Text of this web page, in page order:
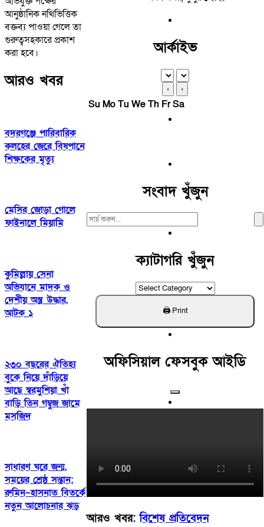
আনুষ্ঠানিক নথিভিত্তিক
বক্তব্য পাওয়া গেলে তা
গুরুত্বসহকারে প্রকাশ
করা হবে।
আরও খবর
বদরগঞ্জে পারিবারিক
কলহের জেরে বিষপানে
শিক্ষকের মৃত্যু
মেসির জোড়া গোলে
ফাইনালে মিয়ামি
কুমিল্লায় সেনা
অভিযানে মাদক ও
দেশীয় অস্ত্র উদ্ধার,
আটক ১
২৩‍০ বছরের ঐতিহ্য
বুকে নিয়ে দাঁড়িয়ে
আছে স্বরমুশিয়া খাঁ
বাড়ি তিন গম্বুজ জামে
মসজিদ
সাধারণ ঘরে জন্ম,
সময়ের শ্রেষ্ঠ সন্তান:
রুমিন–হাসনাত বিতর্কে
নতুন আলোচনার ঝড়
আর্কাইভ
‹ ›
Su MoTu WeTh FrSa
সংবাদ খুঁজুন
Search
ক্যাটাগরি খুঁজুন
ক্যাটাগরি
খুঁজুন
অফিসিয়াল ফেসবুক আইডি
আরও খবর:বিশেষ প্রতিবেদন